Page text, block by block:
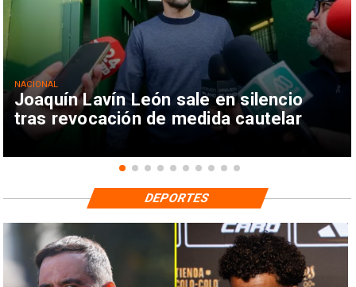
Joaquín Lavín León sale en silencio
tras revocación de medida cautelar
NACIONAL
DEPORTES